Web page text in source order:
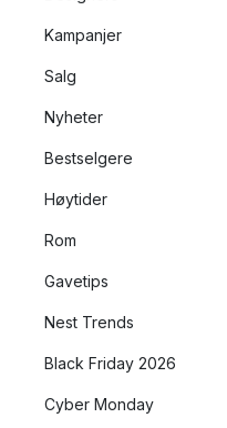
Kampanjer
Salg
Nyheter
Bestselgere
Høytider
Rom
Gavetips
Nest Trends
Black Friday 2026
Cyber Monday